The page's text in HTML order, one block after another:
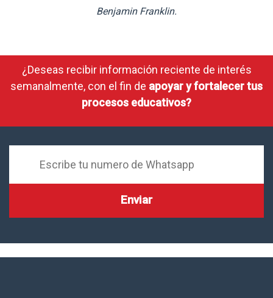
Benjamin Franklin.
¿Deseas recibir información reciente de interés
semanalmente, con el fin de apoyar y fortalecer tus
procesos educativos?